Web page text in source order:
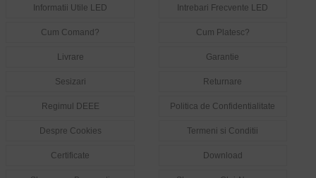
Informatii Utile LED Intrebari Frecvente LED
Cum Comand? Cum Platesc?
Livrare Garantie
Sesizari Returnare
Regimul DEEE Politica de Confidentialitate
Despre Cookies Termeni si Conditii
Certificate Download